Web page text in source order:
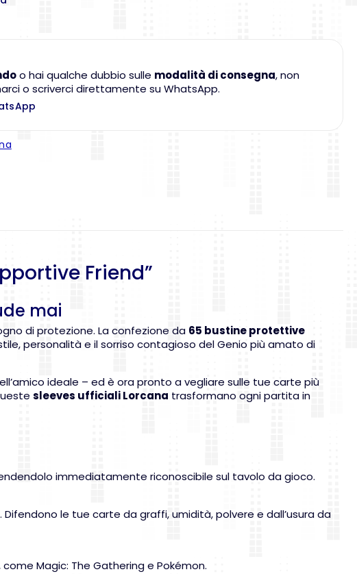
o hai qualche dubbio sulle modalità di consegna, non
o scriverci direttamente su WhatsApp.
Friend”
mai
di protezione. La confezione da 65 bustine protettive
personalità e il sorriso contagioso del Genio più amato di
ideale – ed è ora pronto a vegliare sulle tue carte più
sleeves ufficiali Lorcana trasformano ogni partita in
immediatamente riconoscibile sul tavolo da gioco.
le tue carte da graffi, umidità, polvere e dall’usura da
Magic: The Gathering e Pokémon.